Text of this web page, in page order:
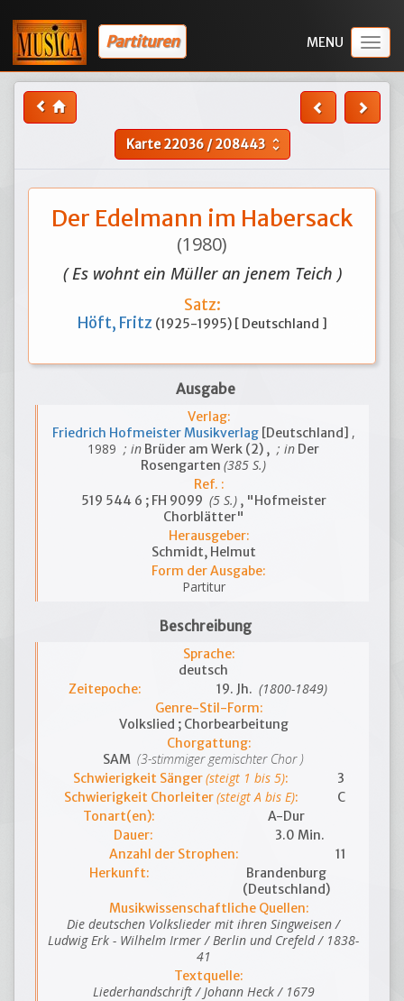
Partituren
Karte22036/208443 unfold_more
Der Edelmann im Habersack
(1980)
( Es wohnt ein Müller an jenem Teich )
Satz:
Höft, Fritz (1925-1995) [ Deutschland ]
Ausgabe
Verlag:
Friedrich Hofmeister Musikverlag [Deutschland] ,
1989 ; in Brüder am Werk (2) , ; in Der
Rosengarten (385 S.)
Ref. :
519 544 6 ; FH 9099 (5 S.), "Hofmeister
Chorblätter"
Herausgeber:
Schmidt, Helmut
Form der Ausgabe:
Partitur
Beschreibung
Sprache:
deutsch
Zeitepoche:
19. Jh. (1800-1849)
Genre-Stil-Form:
Volkslied ; Chorbearbeitung
Chorgattung:
SAM (3-stimmiger gemischter Chor )
Schwierigkeit Sänger(steigt 1 bis 5):
3
Schwierigkeit Chorleiter(steigt A bis E):
C
Tonart(en):
A-Dur
Dauer:
3.0 Min.
Anzahl der Strophen:
11
Herkunft:
Brandenburg
(Deutschland)
Musikwissenschaftliche Quellen:
Die deutschen Volkslieder mit ihren Singweisen /
Ludwig Erk - Wilhelm Irmer / Berlin und Crefeld / 1838-
41
Textquelle:
Liederhandschrift / Johann Heck / 1679